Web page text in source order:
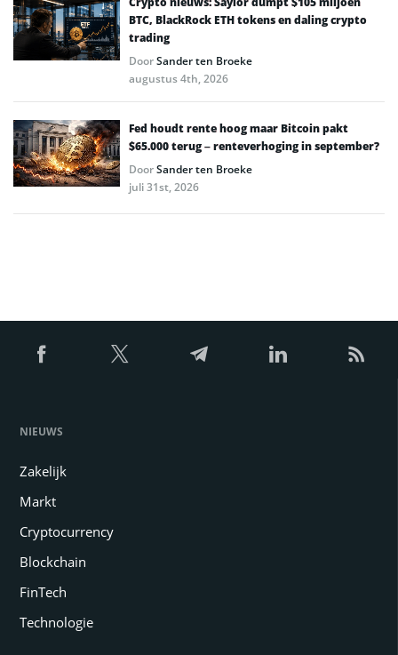
BTC, BlackRock ETH tokens en daling crypto
trading
DoorSander ten Broeke
augustus 4th, 2026
Fed houdt rente hoog maar Bitcoin pakt
$65.000 terug – renteverhoging in september?
DoorSander ten Broeke
juli 31st, 2026
NIEUWS
Zakelijk
Markt
Cryptocurrency
Blockchain
FinTech
Technologie